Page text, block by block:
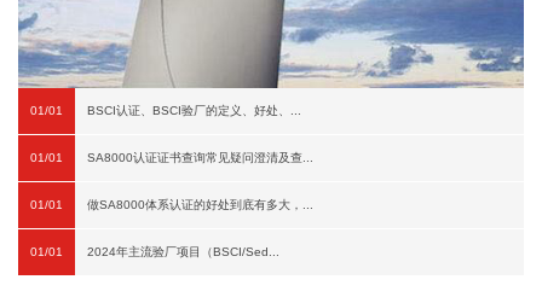
01/01 BSCI认证、BSCI验厂的定义、好处、...
01/01 SA8000认证证书查询常见疑问澄清及查...
01/01 做SA8000体系认证的好处到底有多大，...
01/01 2024年主流验厂项目（BSCI/Sed...